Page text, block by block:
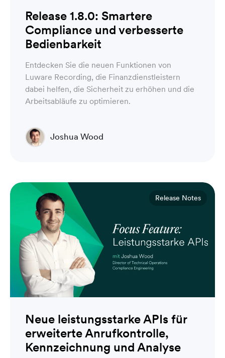
Release 1.8.0: Smartere
Compliance und verbesserte
Bedienbarkeit
Entdecken Sie die neuen Funktionen von
Luware Recording, die Finanzdienstleistern
dabei helfen, die Sicherheit zu erhöhen und die
Arbeitsabläufe zu optimieren.
Joshua Wood
Release Notes
Neue leistungsstarke APIs für
erweiterte Anrufkontrolle,
Kennzeichnung und Analyse